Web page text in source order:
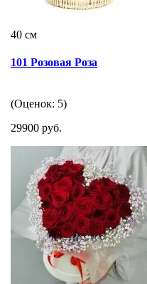
40 см
101 Розовая Роза
(Оценок: 5)
29900 руб.